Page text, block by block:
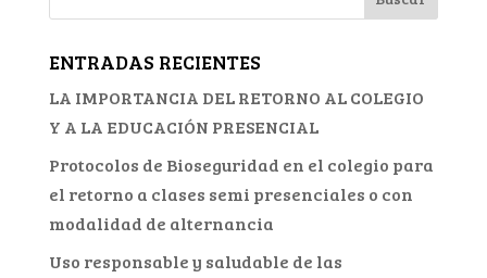
ENTRADAS RECIENTES
LA IMPORTANCIA DEL RETORNO AL COLEGIO
Y A LA EDUCACIÓN PRESENCIAL
Protocolos de Bioseguridad en el colegio para
el retorno a clases semi presenciales o con
modalidad de alternancia
Uso responsable y saludable de las